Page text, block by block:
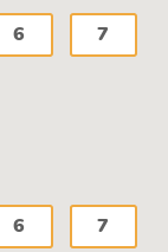
6 7
6 7